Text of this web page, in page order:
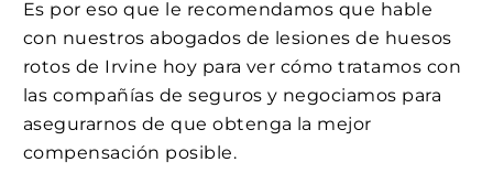
Es por eso que le recomendamos que hable
con nuestros abogados de lesiones de huesos
rotos de Irvine hoy para ver cómo tratamos con
las compañías de seguros y negociamos para
asegurarnos de que obtenga la mejor
compensación posible.